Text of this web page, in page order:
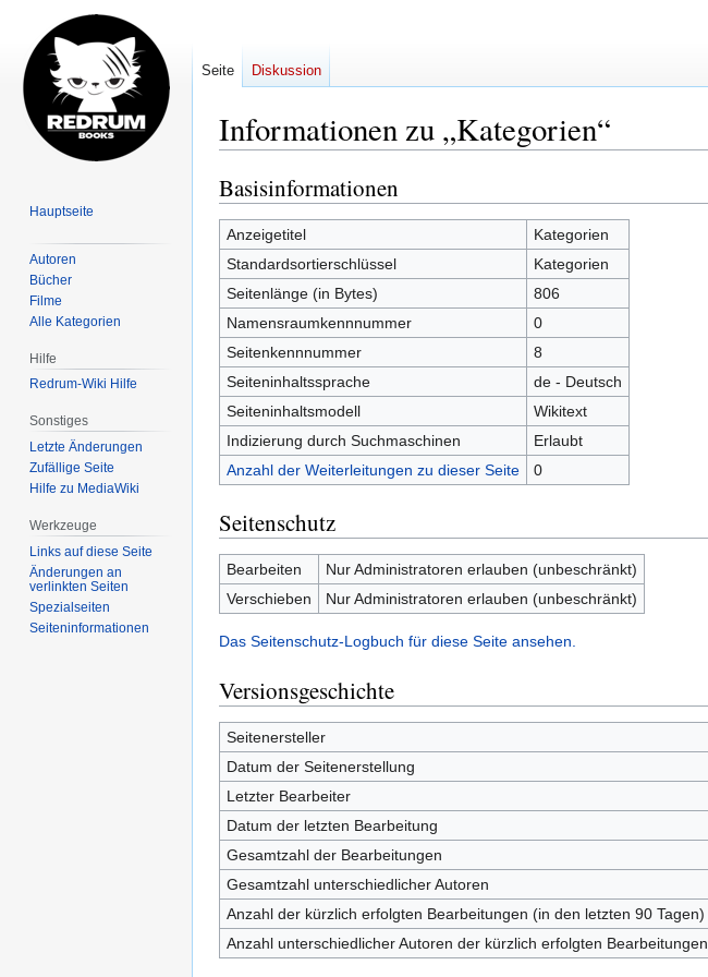
Informationen zu „Kategorien“
Zur
Navigation
springen
Zur
Suche
springen
Basisinformationen
Anzeigetitel
Kategorien
Standardsortierschlüssel
Kategorien
Seitenlänge (in Bytes)
806
Namensraumkennnummer
0
Seitenkennnummer
8
Seiteninhaltssprache
de - Deutsch
Seiteninhaltsmodell
Wikitext
Indizierung durch Suchmaschinen
Erlaubt
Anzahl der Weiterleitungen zu dieser Seite
0
Seitenschutz
Bearbeiten
Nur Administratoren erlauben (unbeschränkt)
Verschieben
Nur Administratoren erlauben (unbeschränkt)
Das Seitenschutz-Logbuch für diese Seite ansehen.
Versionsgeschichte
Seitenersteller
Datum der Seitenerstellung
Letzter Bearbeiter
Datum der letzten Bearbeitung
Gesamtzahl der Bearbeitungen
Gesamtzahl unterschiedlicher Autoren
Anzahl der kürzlich erfolgten Bearbeitungen (in den letzten 90 Tagen)
Anzahl unterschiedlicher Autoren der kürzlich erfolgten Bearbeitungen
Seite Diskussion
Hauptseite
Autoren
Bücher
Filme
Alle Kategorien
Hilfe
Redrum-Wiki Hilfe
Sonstiges
Letzte Änderungen
Zufällige Seite
Hilfe zu MediaWiki
Werkzeuge
Links auf diese Seite
Änderungen an
verlinkten Seiten
Spezialseiten
Seiten­­informationen